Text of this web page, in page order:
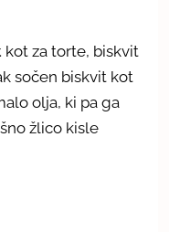
kot za torte, biskvit
sočen biskvit kot
olja, ki pa ga
žlico kisle